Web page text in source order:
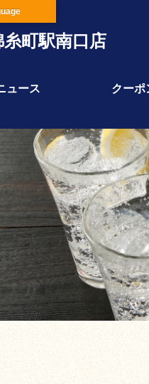
糸町駅南口店
ュース クーポ